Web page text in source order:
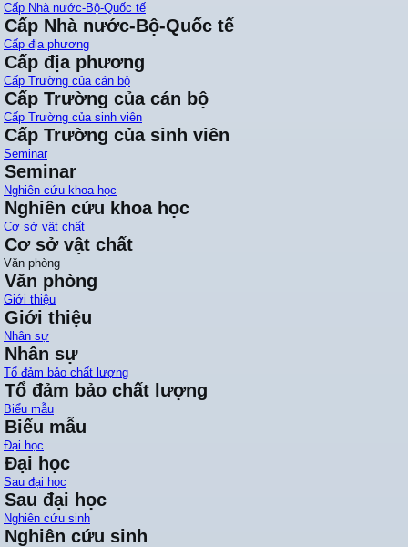
Cấp Nhà nước-Bộ-Quốc tế
Cấp Nhà nước-Bộ-Quốc tế
Cấp địa phương
Cấp địa phương
Cấp Trường của cán bộ
Cấp Trường của cán bộ
Cấp Trường của sinh viên
Cấp Trường của sinh viên
Seminar
Seminar
Nghiên cứu khoa học
Nghiên cứu khoa học
Cơ sở vật chất
Cơ sở vật chất
Văn phòng
Văn phòng
Giới thiệu
Giới thiệu
Nhân sự
Nhân sự
Tổ đảm bảo chất lượng
Tổ đảm bảo chất lượng
Biểu mẫu
Biểu mẫu
Đại học
Đại học
Sau đại học
Sau đại học
Nghiên cứu sinh
Nghiên cứu sinh